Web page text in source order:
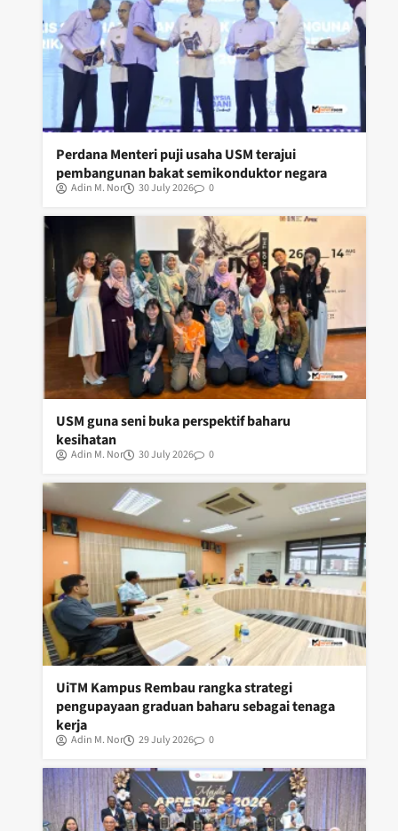
Perdana Menteri puji usaha USM terajui
pembangunan bakat semikonduktor negara
Adin M. Nor 30 July 2026 0
USM guna seni buka perspektif baharu
kesihatan
Adin M. Nor 30 July 2026 0
UiTM Kampus Rembau rangka strategi
pengupayaan graduan baharu sebagai tenaga
kerja
Adin M. Nor 29 July 2026 0